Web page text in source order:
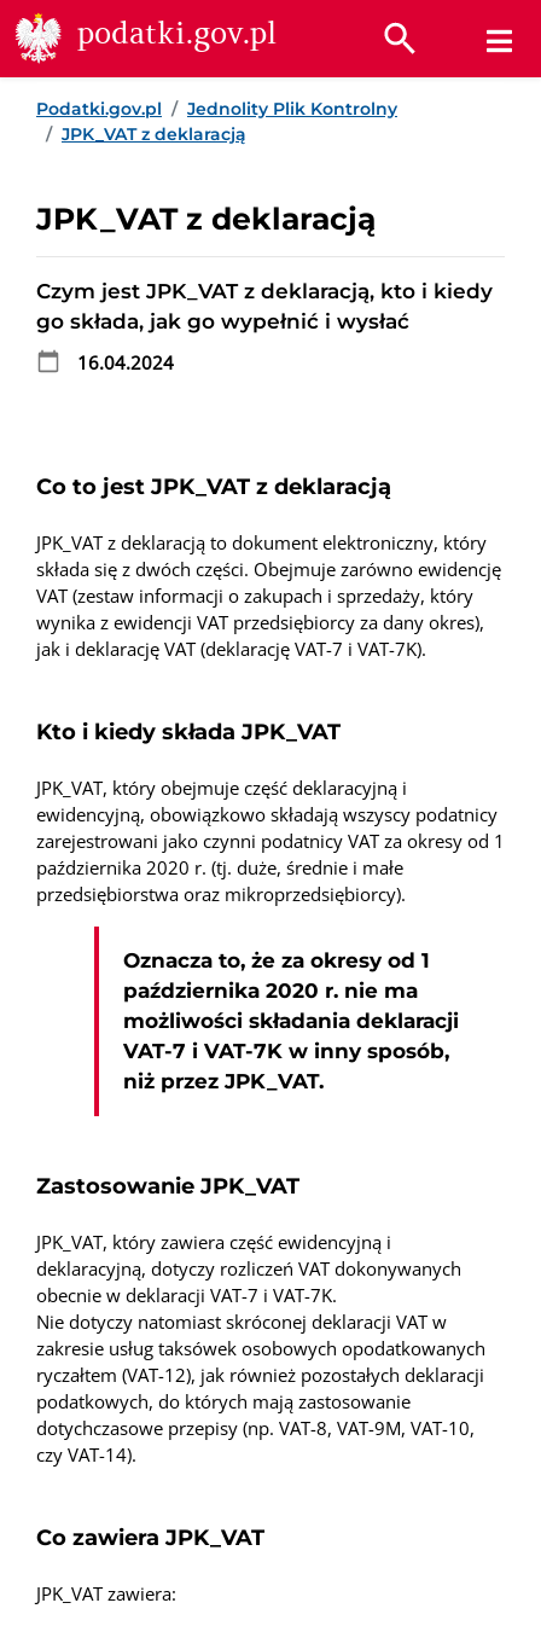
Przejdź do treści
Przejdź do wyszukiwarki
Przejdź do stopki
podatki.gov.pl
Podatki.gov.pl
Jednolity Plik Kontrolny
JPK_VAT z deklaracją
JPK_VAT z deklaracją
Czym jest JPK_VAT z deklaracją, kto i kiedy
go składa, jak go wypełnić i wysłać
16.04.2024
Co to jest JPK_VAT z deklaracją
JPK_VAT z deklaracją to dokument elektroniczny, który
składa się z dwóch części. Obejmuje zarówno ewidencję
VAT (zestaw informacji o zakupach i sprzedaży, który
wynika z ewidencji VAT przedsiębiorcy za dany okres),
jak i deklarację VAT (deklarację VAT-7 i VAT-7K).
Kto i kiedy składa JPK_VAT
JPK_VAT, który obejmuje część deklaracyjną i
ewidencyjną, obowiązkowo składają wszyscy podatnicy
zarejestrowani jako czynni podatnicy VAT za okresy od 1
października 2020 r. (tj. duże, średnie i małe
przedsiębiorstwa oraz mikroprzedsiębiorcy).
Oznacza to, że za okresy od 1
października 2020 r. nie ma
możliwości składania deklaracji
VAT-7 i VAT-7K w inny sposób,
niż przez JPK_VAT.
Zastosowanie JPK_VAT
JPK_VAT, który zawiera część ewidencyjną i
deklaracyjną, dotyczy rozliczeń VAT dokonywanych
obecnie w deklaracji VAT-7 i VAT-7K.
Nie dotyczy natomiast skróconej deklaracji VAT w
zakresie usług taksówek osobowych opodatkowanych
ryczałtem (VAT-12), jak również pozostałych deklaracji
podatkowych, do których mają zastosowanie
dotychczasowe przepisy (np. VAT-8, VAT-9M, VAT-10,
czy VAT-14).
Co zawiera JPK_VAT
JPK_VAT zawiera: